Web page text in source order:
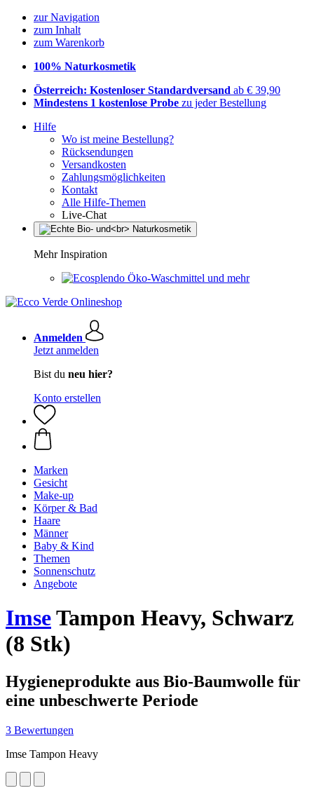
zur Navigation
zum Inhalt
zum Warenkorb
100% Naturkosmetik
Österreich: Kostenloser Standardversand ab € 39,90
Mindestens 1 kostenlose Probe zu jeder Bestellung
Hilfe
Wo ist meine Bestellung?
Rücksendungen
Versandkosten
Zahlungsmöglichkeiten
Kontakt
Alle Hilfe-Themen
Live-Chat
Mehr Inspiration
Öko-Waschmittel und mehr
Anmelden
Jetzt anmelden
Bist du neu hier?
Konto erstellen
Marken
Gesicht
Make-up
Körper & Bad
Haare
Männer
Baby & Kind
Themen
Sonnenschutz
Angebote
ImseTampon Heavy, Schwarz
(8 Stk)
Hygieneprodukte aus Bio-Baumwolle für
eine unbeschwerte Periode
3 Bewertungen
Imse Tampon Heavy